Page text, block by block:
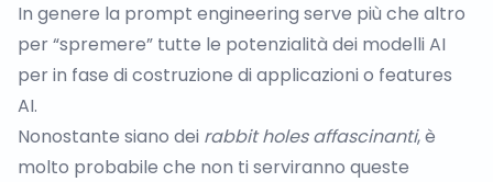
In genere la prompt engineering serve più che altro
per “spremere” tutte le potenzialità dei modelli AI
per in fase di costruzione di applicazioni o features
AI.
Nonostante siano dei rabbit holes affascinanti, è
molto probabile che non ti serviranno queste